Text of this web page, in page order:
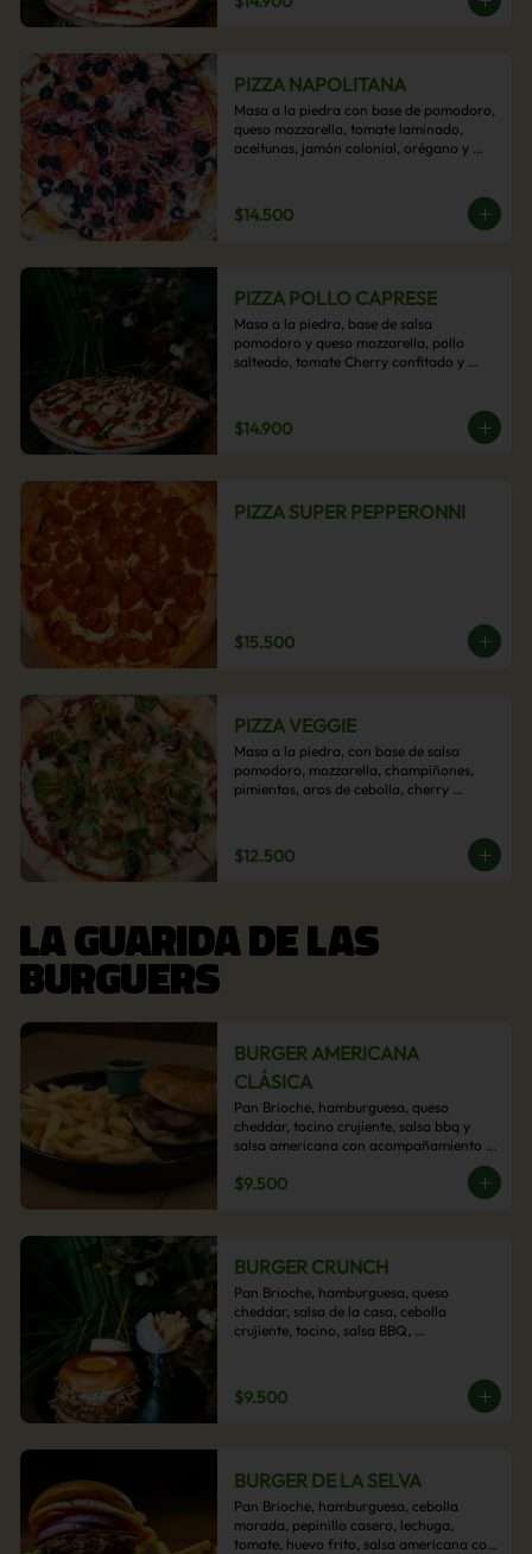
PIZZA NAPOLITANA
Masa a la piedra con base de pomodoro,
queso mozzarella, tomate laminado,
aceitunas, jamón colonial, orégano y
$14.500
PIZZA POLLO CAPRESE
Masa a la piedra, base de salsa
pomodoro y queso mozzarella, pollo
salteado, tomate Cherry confitado y
$14.900
PIZZA SUPER PEPPERONNI
$15.500
PIZZA VEGGIE
Masa a la piedra, con base de salsa
pomodoro, mozzarella, champiñones,
pimientos, aros de cebolla, cherry
$12.500
LA GUARIDA DE LAS
BURGUERS
BURGER AMERICANA
CLÁSICA
Pan Brioche, hamburguesa, queso
cheddar, tocino crujiente, salsa bbq y
salsa americana con acompañamiento
$9.500
BURGER CRUNCH
Pan Brioche, hamburguesa, queso
cheddar, salsa de la casa, cebolla
crujiente, tocino, salsa BBQ,
$9.500
BURGER DE LA SELVA
Pan Brioche, hamburguesa, cebolla
morada, pepinillo casero, lechuga,
tomate, huevo frito, salsa americana con